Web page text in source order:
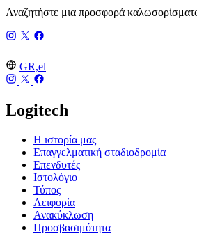
Αναζητήστε μια προσφορά
GR,el
Logitech
Η ιστορία μας
Επαγγελματική σταδιοδρομία
Επενδυτές
Ιστολόγιο
Τύπος
Αειφορία
Ανακύκλωση
Προσβασιμότητα